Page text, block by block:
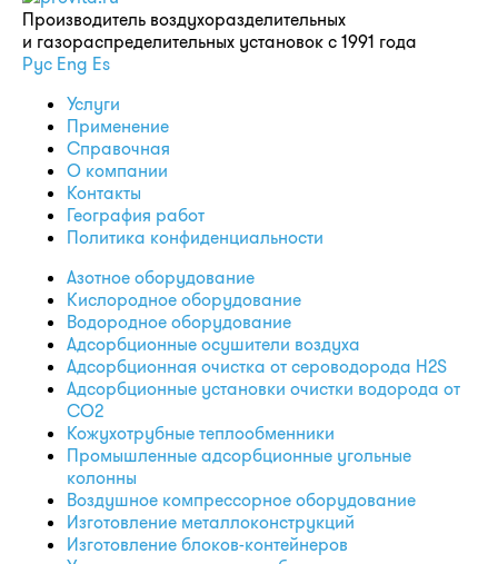
Производитель воздухоразделительных
и газораспределительных установок с 1991 года
Рус Eng Es
Услуги
Применение
Справочная
О компании
Контакты
География работ
Политика конфиденциальности
Азотное оборудование
Кислородное оборудование
Водородное оборудование
Адсорбционные осушители воздуха
Адсорбционная очистка от сероводорода H2S
Адсорбционные установки очистки водорода от
CO2
Кожухотрубные теплообменники
Промышленные адсорбционные угольные
колонны
Воздушное компрессорное оборудование
Изготовление металлоконструкций
Изготовление блоков-контейнеров